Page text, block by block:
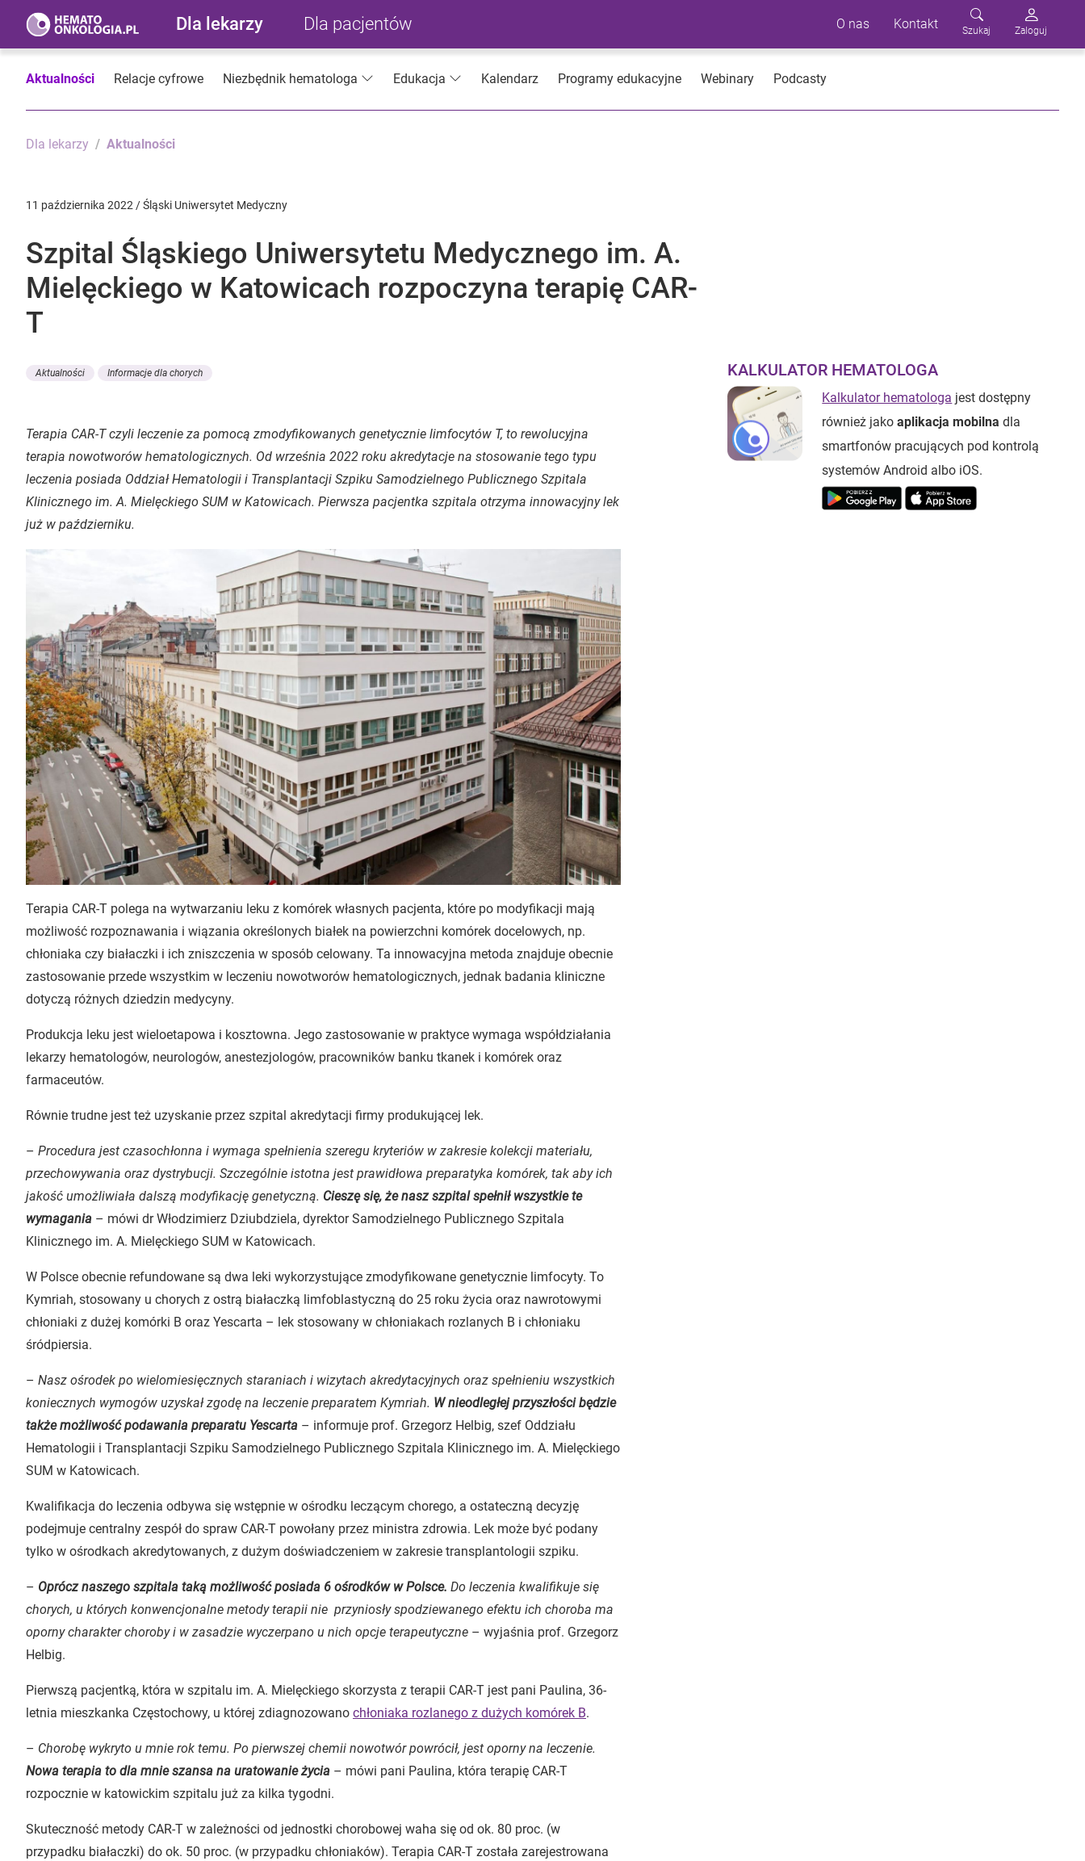
Dla lekarzy Dla pacjentów O nas Kontakt Szukaj Zaloguj
Aktualności Relacje cyfrowe Niezbędnik hematologa Edukacja Kalendarz Programy edukacyjne Webinary Podcasty
Dla lekarzy Aktualności
11 października 2022 / Śląski Uniwersytet Medyczny
Szpital Śląskiego Uniwersytetu Medycznego im. A.
Mielęckiego w Katowicach rozpoczyna terapię CAR-
T
Aktualności Informacje dla chorych
Terapia CAR-T czyli leczenie za pomocą zmodyfikowanych genetycznie limfocytów T, to rewolucyjna
terapia nowotworów hematologicznych. Od września 2022 roku akredytacje na stosowanie tego typu
leczenia posiada Oddział Hematologii i Transplantacji Szpiku Samodzielnego Publicznego Szpitala
Klinicznego im. A. Mielęckiego SUM w Katowicach. Pierwsza pacjentka szpitala otrzyma innowacyjny lek
już w październiku.
Terapia CAR-T polega na wytwarzaniu leku z komórek własnych pacjenta, które po modyfikacji mają
możliwość rozpoznawania i wiązania określonych białek na powierzchni komórek docelowych, np.
chłoniaka czy białaczki i ich zniszczenia w sposób celowany. Ta innowacyjna metoda znajduje obecnie
zastosowanie przede wszystkim w leczeniu nowotworów hematologicznych, jednak badania kliniczne
dotyczą różnych dziedzin medycyny.
Produkcja leku jest wieloetapowa i kosztowna. Jego zastosowanie w praktyce wymaga współdziałania
lekarzy hematologów, neurologów, anestezjologów, pracowników banku tkanek i komórek oraz
farmaceutów.
Równie trudne jest też uzyskanie przez szpital akredytacji firmy produkującej lek.
– Procedura jest czasochłonna i wymaga spełnienia szeregu kryteriów w zakresie kolekcji materiału,
przechowywania oraz dystrybucji. Szczególnie istotna jest prawidłowa preparatyka komórek, tak aby ich
jakość umożliwiała dalszą modyfikację genetyczną. Cieszę się, że nasz szpital spełnił wszystkie te
wymagania – mówi dr Włodzimierz Dziubdziela, dyrektor Samodzielnego Publicznego Szpitala
Klinicznego im. A. Mielęckiego SUM w Katowicach.
W Polsce obecnie refundowane są dwa leki wykorzystujące zmodyfikowane genetycznie limfocyty. To
Kymriah, stosowany u chorych z ostrą białaczką limfoblastyczną do 25 roku życia oraz nawrotowymi
chłoniaki z dużej komórki B oraz Yescarta – lek stosowany w chłoniakach rozlanych B i chłoniaku
śródpiersia.
– Nasz ośrodek po wielomiesięcznych staraniach i wizytach akredytacyjnych oraz spełnieniu wszystkich
koniecznych wymogów uzyskał zgodę na leczenie preparatem Kymriah. W nieodległej przyszłości będzie
także możliwość podawania preparatu Yescarta – informuje prof. Grzegorz Helbig, szef Oddziału
Hematologii i Transplantacji Szpiku Samodzielnego Publicznego Szpitala Klinicznego im. A. Mielęckiego
SUM w Katowicach.
Kwalifikacja do leczenia odbywa się wstępnie w ośrodku leczącym chorego, a ostateczną decyzję
podejmuje centralny zespół do spraw CAR-T powołany przez ministra zdrowia. Lek może być podany
tylko w ośrodkach akredytowanych, z dużym doświadczeniem w zakresie transplantologii szpiku.
– Oprócz naszego szpitala taką możliwość posiada 6 ośrodków w Polsce. Do leczenia kwalifikuje się
chorych, u których konwencjonalne metody terapii nie przyniosły spodziewanego efektu ich choroba ma
oporny charakter choroby i w zasadzie wyczerpano u nich opcje terapeutyczne – wyjaśnia prof. Grzegorz
Helbig.
Pierwszą pacjentką, która w szpitalu im. A. Mielęckiego skorzysta z terapii CAR-T jest pani Paulina, 36-
letnia mieszkanka Częstochowy, u której zdiagnozowano chłoniaka rozlanego z dużych komórek B.
– Chorobę wykryto u mnie rok temu. Po pierwszej chemii nowotwór powrócił, jest oporny na leczenie.
Nowa terapia to dla mnie szansa na uratowanie życia – mówi pani Paulina, która terapię CAR-T
rozpocznie w katowickim szpitalu już za kilka tygodni.
Skuteczność metody CAR-T w zależności od jednostki chorobowej waha się od ok. 80 proc. (w
przypadku białaczki) do ok. 50 proc. (w przypadku chłoniaków). Terapia CAR-T została zarejestrowana
KALKULATOR HEMATOLOGA
Kalkulator hematologa jest dostępny
również jakoaplikacja mobilna dla
smartfonów pracujących pod kontrolą
systemów Android albo iOS.